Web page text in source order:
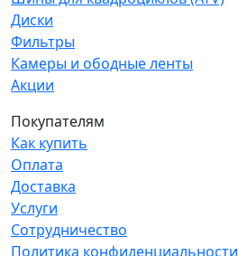
Диски
Фильтры
Камеры и ободные ленты
Акции
Покупателям
Как купить
Оплата
Доставка
Услуги
Сотрудничество
Политика конфиденциальности